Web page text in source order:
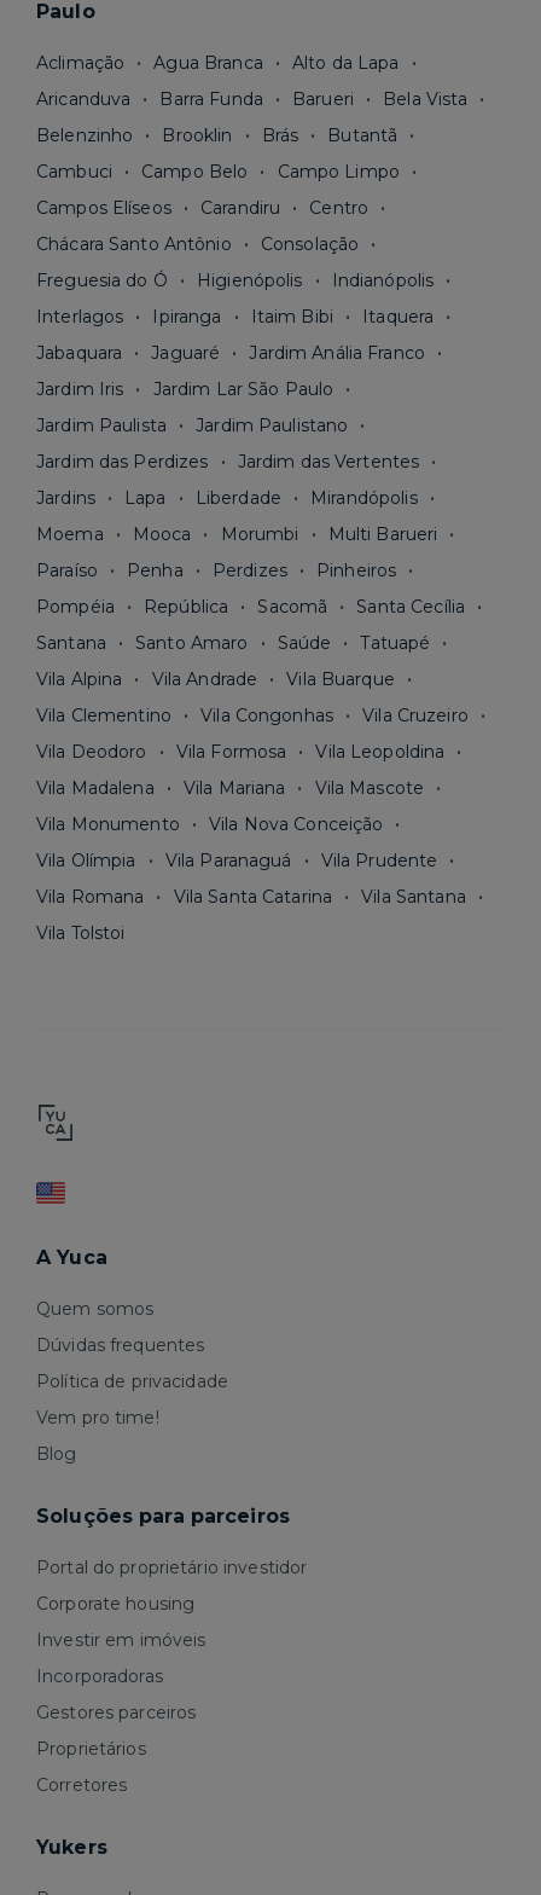
Paulo
Aclimação Agua Branca
Alto da Lapa
Aricanduva
Barra Funda Barueri
Bela Vista
Belenzinho
Brooklin Brás
Butantã
Cambuci
Campo Belo
Campo Limpo
Campos Elíseos
Carandiru
Centro
Chácara Santo Antônio
Consolação
Freguesia do Ó
Higienópolis
Indianópolis
Interlagos
Ipiranga Itaim Bibi
Itaquera
Jabaquara
Jaguaré
Jardim Anália Franco
Jardim Iris
Jardim Lar São Paulo
Jardim Paulista
Jardim Paulistano
Jardim das Perdizes
Jardim das Vertentes
Jardins
Lapa Liberdade
Mirandópolis
Moema
Mooca Morumbi
Multi Barueri
Paraíso
Penha Perdizes
Pinheiros
Pompéia
República Sacomã
Santa Cecília
Santana
Santo Amaro Saúde
Tatuapé
Vila Alpina
Vila Andrade
Vila Buarque
Vila Clementino
Vila Congonhas
Vila Cruzeiro
Vila Deodoro
Vila Formosa
Vila Leopoldina
Vila Madalena
Vila Mariana
Vila Mascote
Vila Monumento
Vila Nova Conceição
Vila Olímpia
Vila Paranaguá
Vila Prudente
Vila Romana
Vila Santa Catarina
Vila Santana
Vila Tolstoi
A Yuca
Quem somos
Dúvidas frequentes
Política de privacidade
Vem pro time!
Blog
Soluções para parceiros
Portal do proprietário investidor
Corporate housing
Investir em imóveis
Incorporadoras
Gestores parceiros
Proprietários
Corretores
Yukers